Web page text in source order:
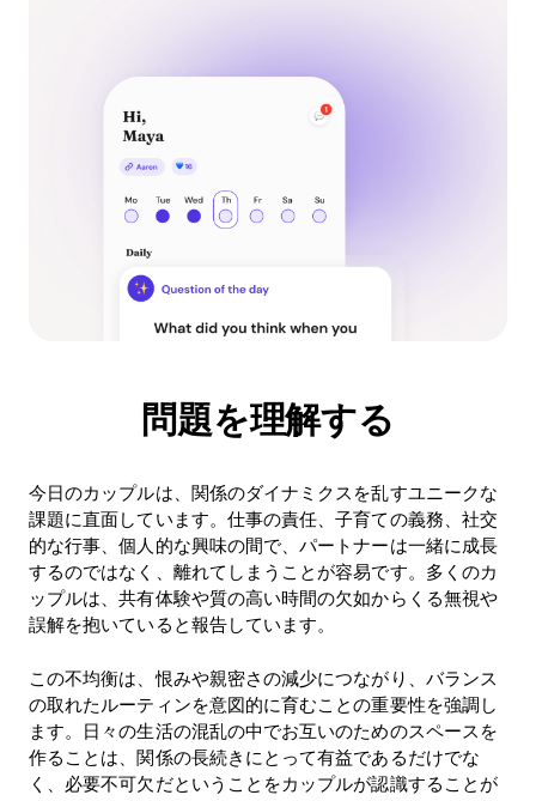
問題を理解する
今日のカップルは、関係のダイナミクスを乱すユニークな
課題に直面しています。仕事の責任、子育ての義務、社交
的な行事、個人的な興味の間で、パートナーは一緒に成長
するのではなく、離れてしまうことが容易です。多くのカ
ップルは、共有体験や質の高い時間の欠如からくる無視や
誤解を抱いていると報告しています。
この不均衡は、恨みや親密さの減少につながり、バランス
の取れたルーティンを意図的に育むことの重要性を強調し
ます。日々の生活の混乱の中でお互いのためのスペースを
作ることは、関係の長続きにとって有益であるだけでな
く、必要不可欠だということをカップルが認識することが